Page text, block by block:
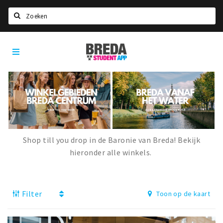
HOME
STUDEREN
Voel je thuis in Breda | GoodMood
Welkom in Breda
Studentenverenigingen
Breda
Student
Shop till you drop in de Baronie van Breda! Bekijk
hieronder alle winkels.
Filter Toon op de kaart